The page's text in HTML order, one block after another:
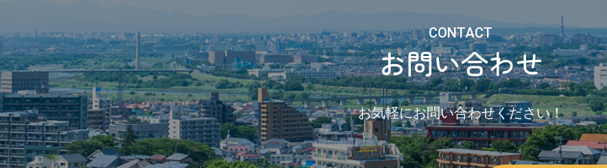
CONTACT
お問い合わせ
お気軽にお問い合わせください！